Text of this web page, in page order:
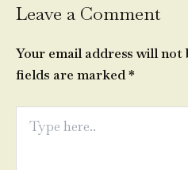
Leave a Comment
Your email address will not
fields are marked*
here..